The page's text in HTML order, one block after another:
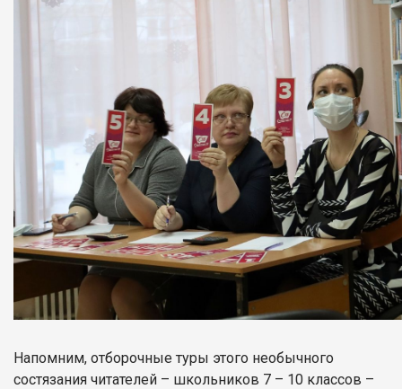
Напомним, отборочные туры этого необычного
состязания читателей – школьников 7 – 10 классов –